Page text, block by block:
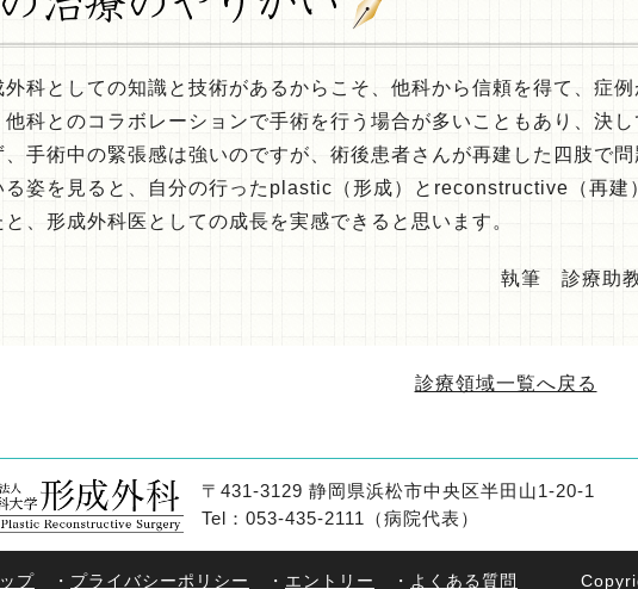
科としての知識と技術があるからこそ、他科から信頼を得て、症例
他科とのコラボレーションで手術を行う場合が多いこともあり、決
、手術中の緊張感は強いのですが、術後患者さんが再建した四肢で
る姿を見ると、自分の行ったplastic（形成）とreconstructive（再建
と、形成外科医としての成長を実感できると思います。
執筆 診療助
診療領域一覧へ戻る
〒431-3129 静岡県浜松市中央区半田山1-20-1
Tel：053-435-2111（病院代表）
プ ・ プライバシーポリシー ・ エントリー ・ よくある質問